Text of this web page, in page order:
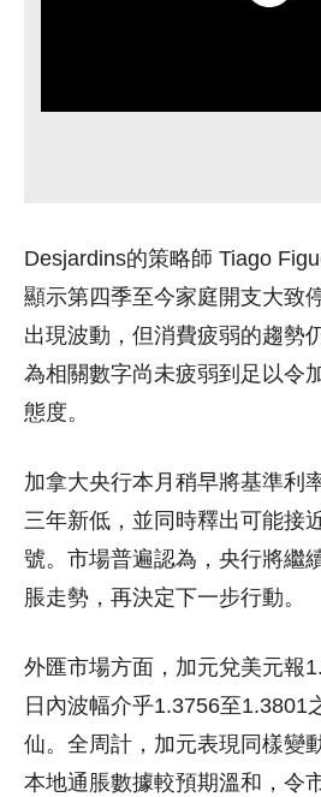
Desjardins的策略師 Tiago
顯示第四季至今家庭開支大致
出現波動，但消費疲弱的趨勢
為相關數字尚未疲弱到足以令
態度。
加拿大央行本月稍早將基準利
三年新低，並同時釋出可能接
號。市場普遍認為，央行將繼
脹走勢，再決定下一步行動。
外匯市場方面，加元兌美元報
日內波幅介乎1.3756至1.3801
仙。全周計，加元表現同樣變
本地通脹數據較預期溫和，令